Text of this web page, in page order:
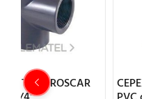
CEPEX – TE 90 ROSCAR